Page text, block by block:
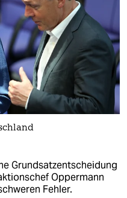
Grundsatzentscheidung
Oppermann
Fehler.